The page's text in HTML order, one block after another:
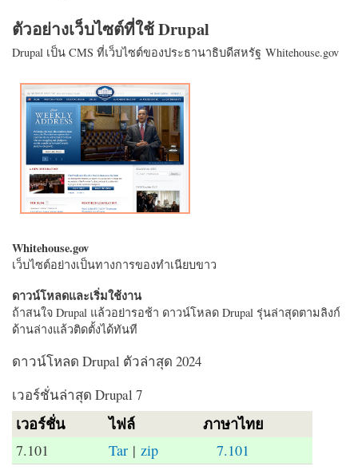
ตัวอย่างเว็บไซต์ที่ใช้ Drupal
Drupal เป็น CMS ที่เว็บไซต์ของประธานาธิบดีสหรัฐ Whitehouse.gov
Whitehouse.gov
เว็บไซต์อย่างเป็นทางการของทำเนียบขาว
ดาวน์โหลดและเริ่มใช้งาน
ถ้าสนใจ Drupal แล้วอย่ารอช้า ดาวน์โหลด Drupal รุ่นล่าสุดตามลิงก์
ด้านล่างแล้วติดตั้งได้ทันที
ดาวน์โหลด Drupal ตัวล่าสุด 2024
เวอร์ชั่นล่าสุด Drupal 7
เวอร์ชั่น ไฟล์ ภาษาไทย
7.101 Tar |zip 7.101